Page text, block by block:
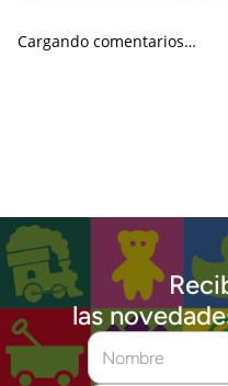
Cargando comentarios…
las